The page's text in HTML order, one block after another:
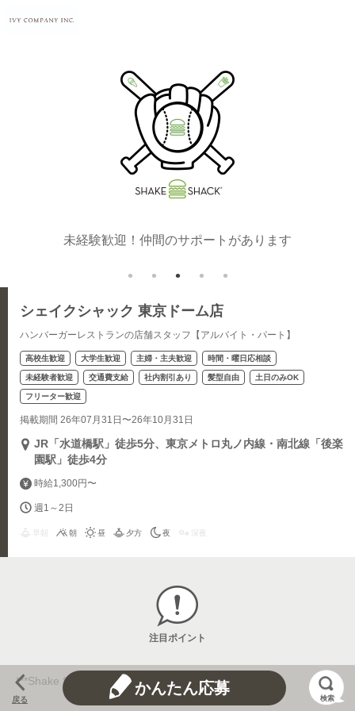
未経験歓迎！仲間のサポートがあります
シェイクシャック 東京ドーム店
ハンバーガーレストランの店舗スタッフ【アルバイト・パート】
高校生歓迎 大学生歓迎 主婦・主夫歓迎 時間・曜日応相談
未経験者歓迎 交通費支給 社内割引あり 髪型自由 土日のみOK
フリーター歓迎
掲載期間 26年07月31日〜26年10月31日
JR「水道橋駅」徒歩5分、東京メトロ丸ノ内線・南北線「後楽
園駅」徒歩4分
時給1,300円〜
週1～2日
朝 昼 夕方 夜 深夜
注目ポイント
***Shake Shack***
戻る
かんたん応募
検索